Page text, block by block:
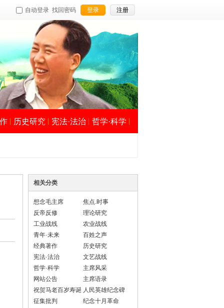
自动登录 找回密码 登录 注册
历史研究 宪法·法治 哲学·科学
相关分类
想念毛主席
焦点.时事
反帝反修
理论研究
工业战线
农业战线
青年·未来
百姓之声
经典著作
历史研究
宪法·法治
文艺战线
哲学·科学
主席风采
网站公告
主席语录
祝贺马老百岁寿诞 人民英雄纪念碑
征集批判
纪念十月革命